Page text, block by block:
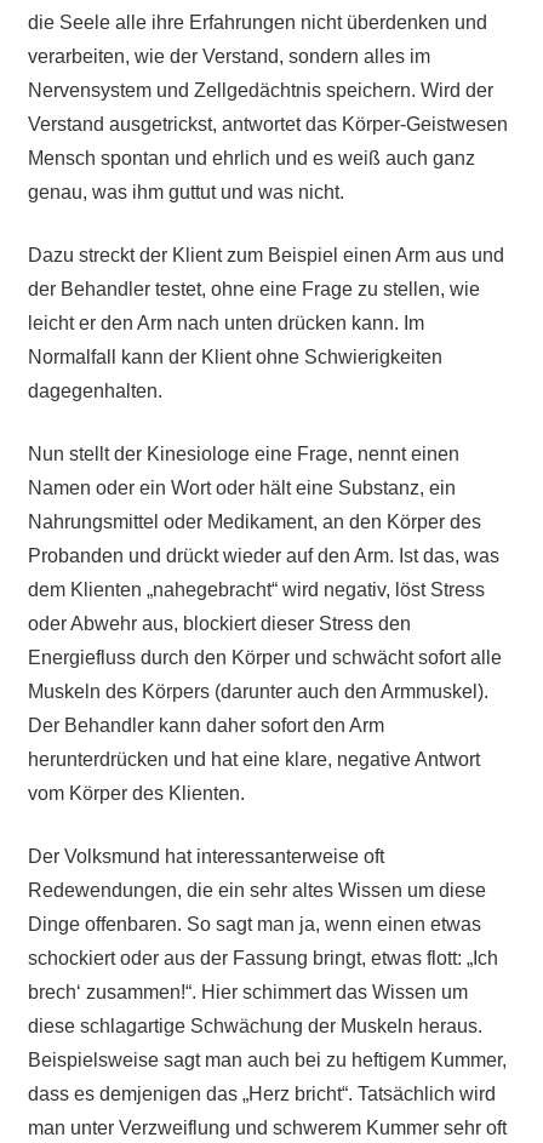
die Seele alle ihre Erfahrungen nicht überdenken und
verarbeiten, wie der Verstand, sondern alles im
Nervensystem und Zellgedächtnis speichern. Wird der
Verstand ausgetrickst, antwortet das Körper-Geistwesen
Mensch spontan und ehrlich und es weiß auch ganz
genau, was ihm guttut und was nicht.
Dazu streckt der Klient zum Beispiel einen Arm aus und
der Behandler testet, ohne eine Frage zu stellen, wie
leicht er den Arm nach unten drücken kann. Im
Normalfall kann der Klient ohne Schwierigkeiten
dagegenhalten.
Nun stellt der Kinesiologe eine Frage, nennt einen
Namen oder ein Wort oder hält eine Substanz, ein
Nahrungsmittel oder Medikament, an den Körper des
Probanden und drückt wieder auf den Arm. Ist das, was
dem Klienten „nahegebracht“ wird negativ, löst Stress
oder Abwehr aus, blockiert dieser Stress den
Energiefluss durch den Körper und schwächt sofort alle
Muskeln des Körpers (darunter auch den Armmuskel).
Der Behandler kann daher sofort den Arm
herunterdrücken und hat eine klare, negative Antwort
vom Körper des Klienten.
Der Volksmund hat interessanterweise oft
Redewendungen, die ein sehr altes Wissen um diese
Dinge offenbaren. So sagt man ja, wenn einen etwas
schockiert oder aus der Fassung bringt, etwas flott: „Ich
brech‘ zusammen!“. Hier schimmert das Wissen um
diese schlagartige Schwächung der Muskeln heraus.
Beispielsweise sagt man auch bei zu heftigem Kummer,
dass es demjenigen das „Herz bricht“. Tatsächlich wird
man unter Verzweiflung und schwerem Kummer sehr oft